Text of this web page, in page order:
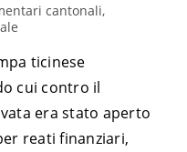
cantonali,
ticinese
cui contro il
era stato aperto
reati finanziari,